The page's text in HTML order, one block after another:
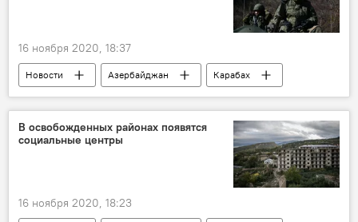
16 ноября 2020, 18:37
Новости Азербайджан
Карабах
Россия
Политика
Министерство обороны РФ
брифинг
миротворцы
В освобожденных районах появятся
социальные центры
16 ноября 2020, 18:23